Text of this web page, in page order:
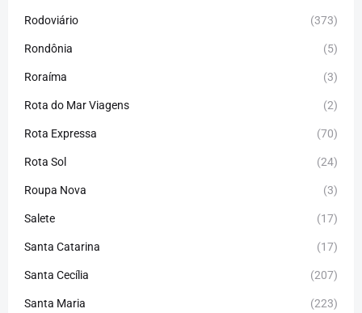
Rodoviário (373)
Rondônia (5)
Roraíma (3)
Rota do Mar Viagens (2)
Rota Expressa (70)
Rota Sol (24)
Roupa Nova (3)
Salete (17)
Santa Catarina (17)
Santa Cecília (207)
Santa Maria (223)